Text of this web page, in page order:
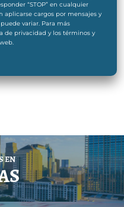
“STOP” en cualquier
aplicarse cargos por mensajes y
variar. Para más
de privacidad y los términos y
EN